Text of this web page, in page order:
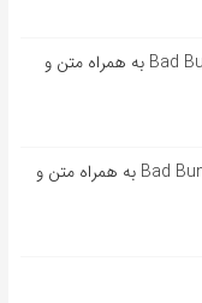
آهنگ اسپانیایی BOKeTE از Bad Bunny به همراه متن و
آهنگ اسپانیایی Booker T از Bad Bunny به همراه متن و